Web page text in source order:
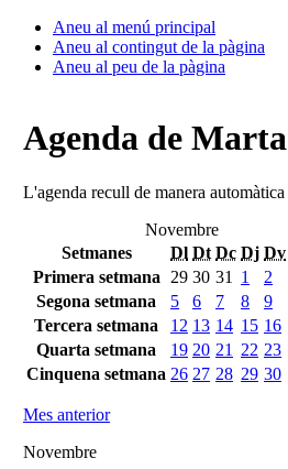
Aneu al menú principal
Aneu al contingut de la pàgina
Aneu al peu de la pàgina
Agenda de
L'agenda recull de manera
Novembre
Setmanes
Dl Dt Dc Dj Dv
Primera setmana
29 30 31 1 2
Segona setmana
5 6 7 8 9
Tercera setmana
12 13 14 15 16
Quarta setmana
19 20 21 22 23
Cinquena setmana 26 27 28 29 30
Mes anterior
Novembre